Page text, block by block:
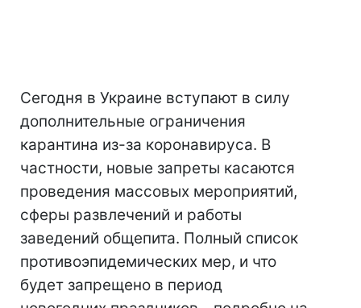
Сегодня в Украине вступают в силу
дополнительные ограничения
карантина из-за коронавируса. В
частности, новые запреты касаются
проведения массовых мероприятий,
сферы развлечений и работы
заведений общепита. Полный список
противоэпидемических мер, и что
будет запрещено в период